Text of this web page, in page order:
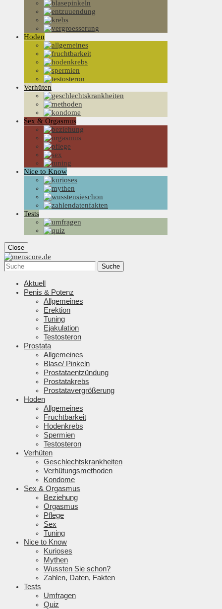
Hoden
Verhüten
Sex & Orgasmus
Nice to Know
Tests
Close
Suche
Aktuell
Penis & Potenz
Allgemeines
Erektion
Tuning
Ejakulation
Testosteron
Prostata
Allgemeines
Blase/ Pinkeln
Prostataentzündung
Prostatakrebs
Prostatavergrößerung
Hoden
Allgemeines
Fruchtbarkeit
Hodenkrebs
Spermien
Testosteron
Verhüten
Geschlechtskrankheiten
Verhütungsmethoden
Kondome
Sex & Orgasmus
Beziehung
Orgasmus
Pflege
Sex
Tuning
Nice to Know
Kurioses
Mythen
Wussten Sie schon?
Zahlen, Daten, Fakten
Tests
Umfragen
Quiz